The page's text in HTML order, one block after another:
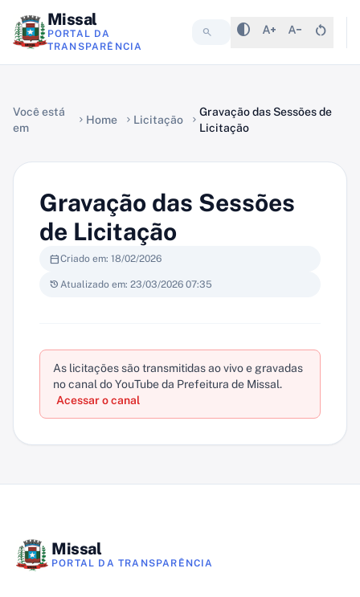
Missal
PORTAL DA
TRANSPARÊNCIA
search contrast text_increase text_decrease restart_alt
Você está
em
chevron_right Home chevron_right Licitação chevron_right
Gravação das Sessões de
Licitação
Gravação das Sessões
de Licitação
calendar_todayCriado em: 18/02/2026
history Atualizado em: 23/03/2026 07:35
As licitações são transmitidas ao vivo e gravadas
no canal do YouTube da Prefeitura de Missal.
Acessar o canal
Missal
PORTAL DA TRANSPARÊNCIA